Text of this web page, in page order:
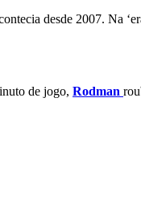
desde 2007. Na
de jogo, Rodman